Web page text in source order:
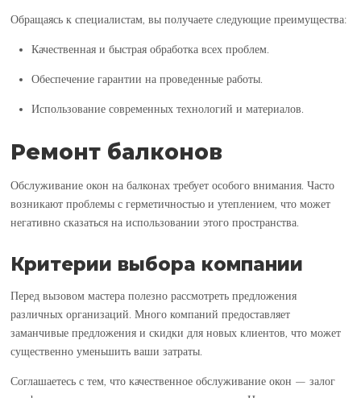
Обращаясь к специалистам, вы получаете следующие преимущества:
Качественная и быстрая обработка всех проблем.
Обеспечение гарантии на проведенные работы.
Использование современных технологий и материалов.
Ремонт балконов
Обслуживание окон на балконах требует особого внимания. Часто
возникают проблемы с герметичностью и утеплением, что может
негативно сказаться на использовании этого пространства.
Критерии выбора компании
Перед вызовом мастера полезно рассмотреть предложения
различных организаций. Много компаний предоставляет
заманчивые предложения и скидки для новых клиентов, что может
существенно уменьшить ваши затраты.
Соглашаетесь с тем, что качественное обслуживание окон — залог